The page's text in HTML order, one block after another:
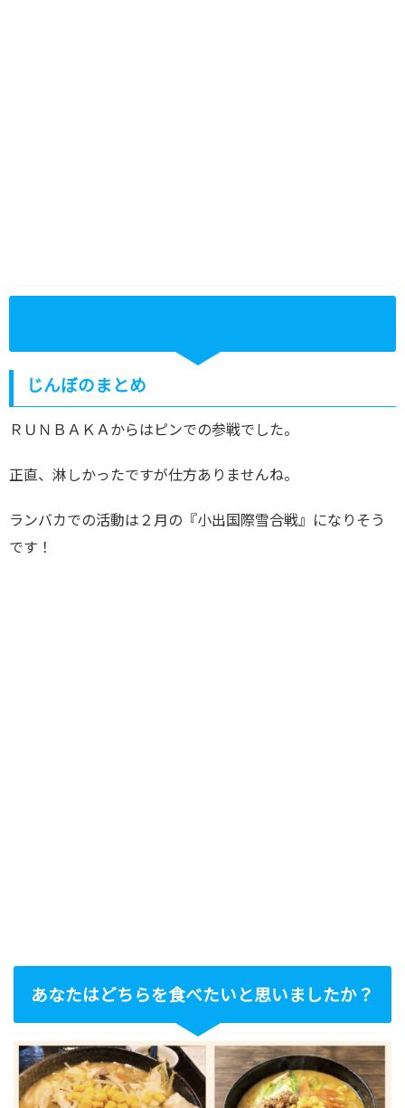
じんぼのまとめ
ＲＵＮＢＡＫＡからはピンでの参戦でした。
正直、淋しかったですが仕方ありませんね。
ランバカでの活動は２月の『小出国際雪合戦』になりそう
です！
あなたはどちらを食べたいと思いましたか？